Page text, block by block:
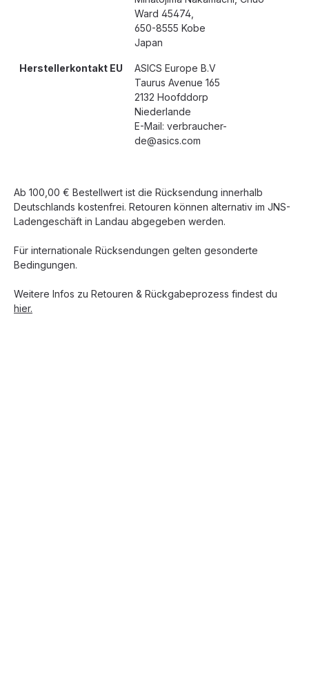
Ward 45474,
650-8555 Kobe
Japan
Herstellerkontakt EU
ASICS Europe B.V
Taurus Avenue 165
2132 Hoofddorp
Niederlande
E-Mail: verbraucher-
de@asics.com
Ab 100,00 € Bestellwert ist die Rücksendung innerhalb
Deutschlands kostenfrei. Retouren können alternativ im JNS-
Ladengeschäft in Landau abgegeben werden.
Für internationale Rücksendungen gelten gesonderte
Bedingungen.
Weitere Infos zu Retouren & Rückgabeprozess findest du
hier.